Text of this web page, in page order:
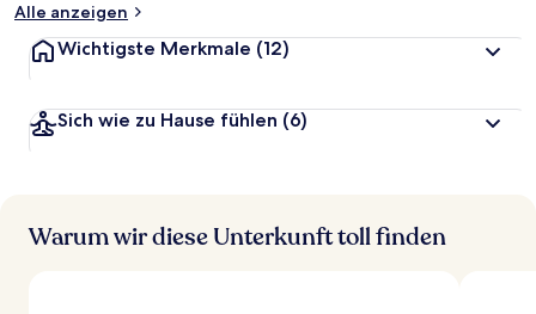
Alle anzeigen
Wichtigste Merkmale (12)
Sich wie zu Hause fühlen (6)
Warum wir diese Unterkunft toll finden